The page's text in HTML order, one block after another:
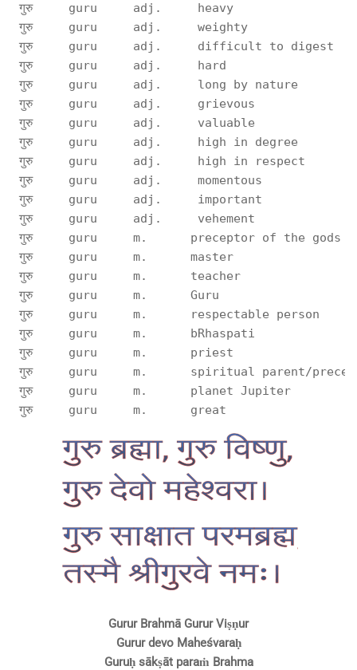
गुरु     guru     adj.     heavy
गुरु     guru     adj.     weighty
गुरु     guru     adj.     difficult to digest
गुरु     guru     adj.     hard
गुरु     guru     adj.     long by nature
गुरु     guru     adj.     grievous
गुरु     guru     adj.     valuable
गुरु     guru     adj.     high in degree
गुरु     guru     adj.     high in respect
गुरु     guru     adj.     momentous
गुरु     guru     adj.     important
गुरु     guru     adj.     vehement
गुरु     guru     m.      preceptor of the gods
गुरु     guru     m.      master
गुरु     guru     m.      teacher
गुरु     guru     m.      Guru
गुरु     guru     m.      respectable person
गुरु     guru     m.      bRhaspati
गुरु     guru     m.      priest
गुरु     guru     m.      spiritual parent/
गुरु     guru     m.      planet Jupiter
Gurur Brahmā Gurur Viṣṇur
Gurur devo Maheśvaraḥ
Guruḥ sākṣāt paraṁ Brahma